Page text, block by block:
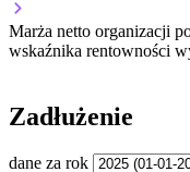
Marża netto organizacji
wskaźnika rentowności
Zadłużenie
dane za rok